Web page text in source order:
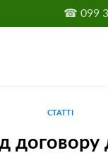
☎ 099
СТАТТІ
договору